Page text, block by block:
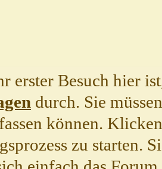
erster Besuch hier
durch. Sie
können.
zu starten.